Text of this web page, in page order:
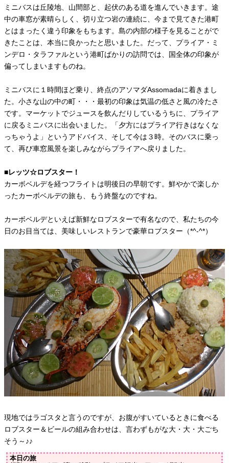
ミニバスは丘陵地、山間部と、起伏のある道を進んでいきます。途
中の車窓が素晴らしく、切り立つ岩の連続に、今まで見てきた港町
とはまったく違う印象をもちます。島の内部の様子を見ることがで
きたことは、本当に良かったと思いました。だって、プライア・ミ
ンデロ・タラファルという港町ばかりの訪問では、国全体の印象が
偏ってしまいますものね。
ミニバスに１時間ほど乗り、終点のアソマダAssomadaに着きまし
た。小さな山の中の町・・・最初の印象は気温の低さと風の冷たさ
です。マーケットでジュースを飲んだりしているうちに、プライア
に戻るミニバスに出会いました。「夕方にはプライア行きはなくな
っちゃうよ」というアドバイス、そして今は３時。そのバスに乗っ
て、再び車窓風景を楽しみながらプライアへ戻りました。
■レッツ☆ロブスター！
カーボベルデを経つフライトは明後日の早朝です。鮮やかで楽しか
ったカーボベルデの旅も、もう終盤なのですね。
カーボベルデといえば新鮮なロブスターで有名なので、私たちの今
日のお目当ては、美味しいレストランで豪華ロブスター（*^-^*）
現地ではラゴスタと言うのですが、お腹がすいているときに食べる
ロブスター＆ビールの組み合わせは、言わずもがな大・大・大ごち
そう～♪♪
本日の旅